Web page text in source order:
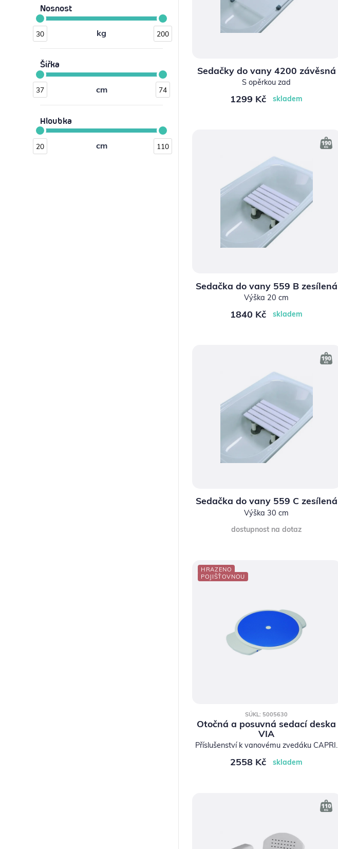
Nosnost
30 200
kg
Šířka
37 74
cm
Hloubka
20 110
cm
Sedačky do vany 4200 závěsná
S opěrkou zad
1299 Kč skladem
Sedačka do vany 559 B zesílená
Výška 20 cm
1840 Kč skladem
Sedačka do vany 559 C zesílená
Výška 30 cm
dostupnost na dotaz
HRAZENO
POJIŠŤOVNOU
SÚKL: 5005630
Otočná a posuvná sedací deska
VIA
Příslušenství k vanovému zvedáku CAPRI.
2558 Kč skladem